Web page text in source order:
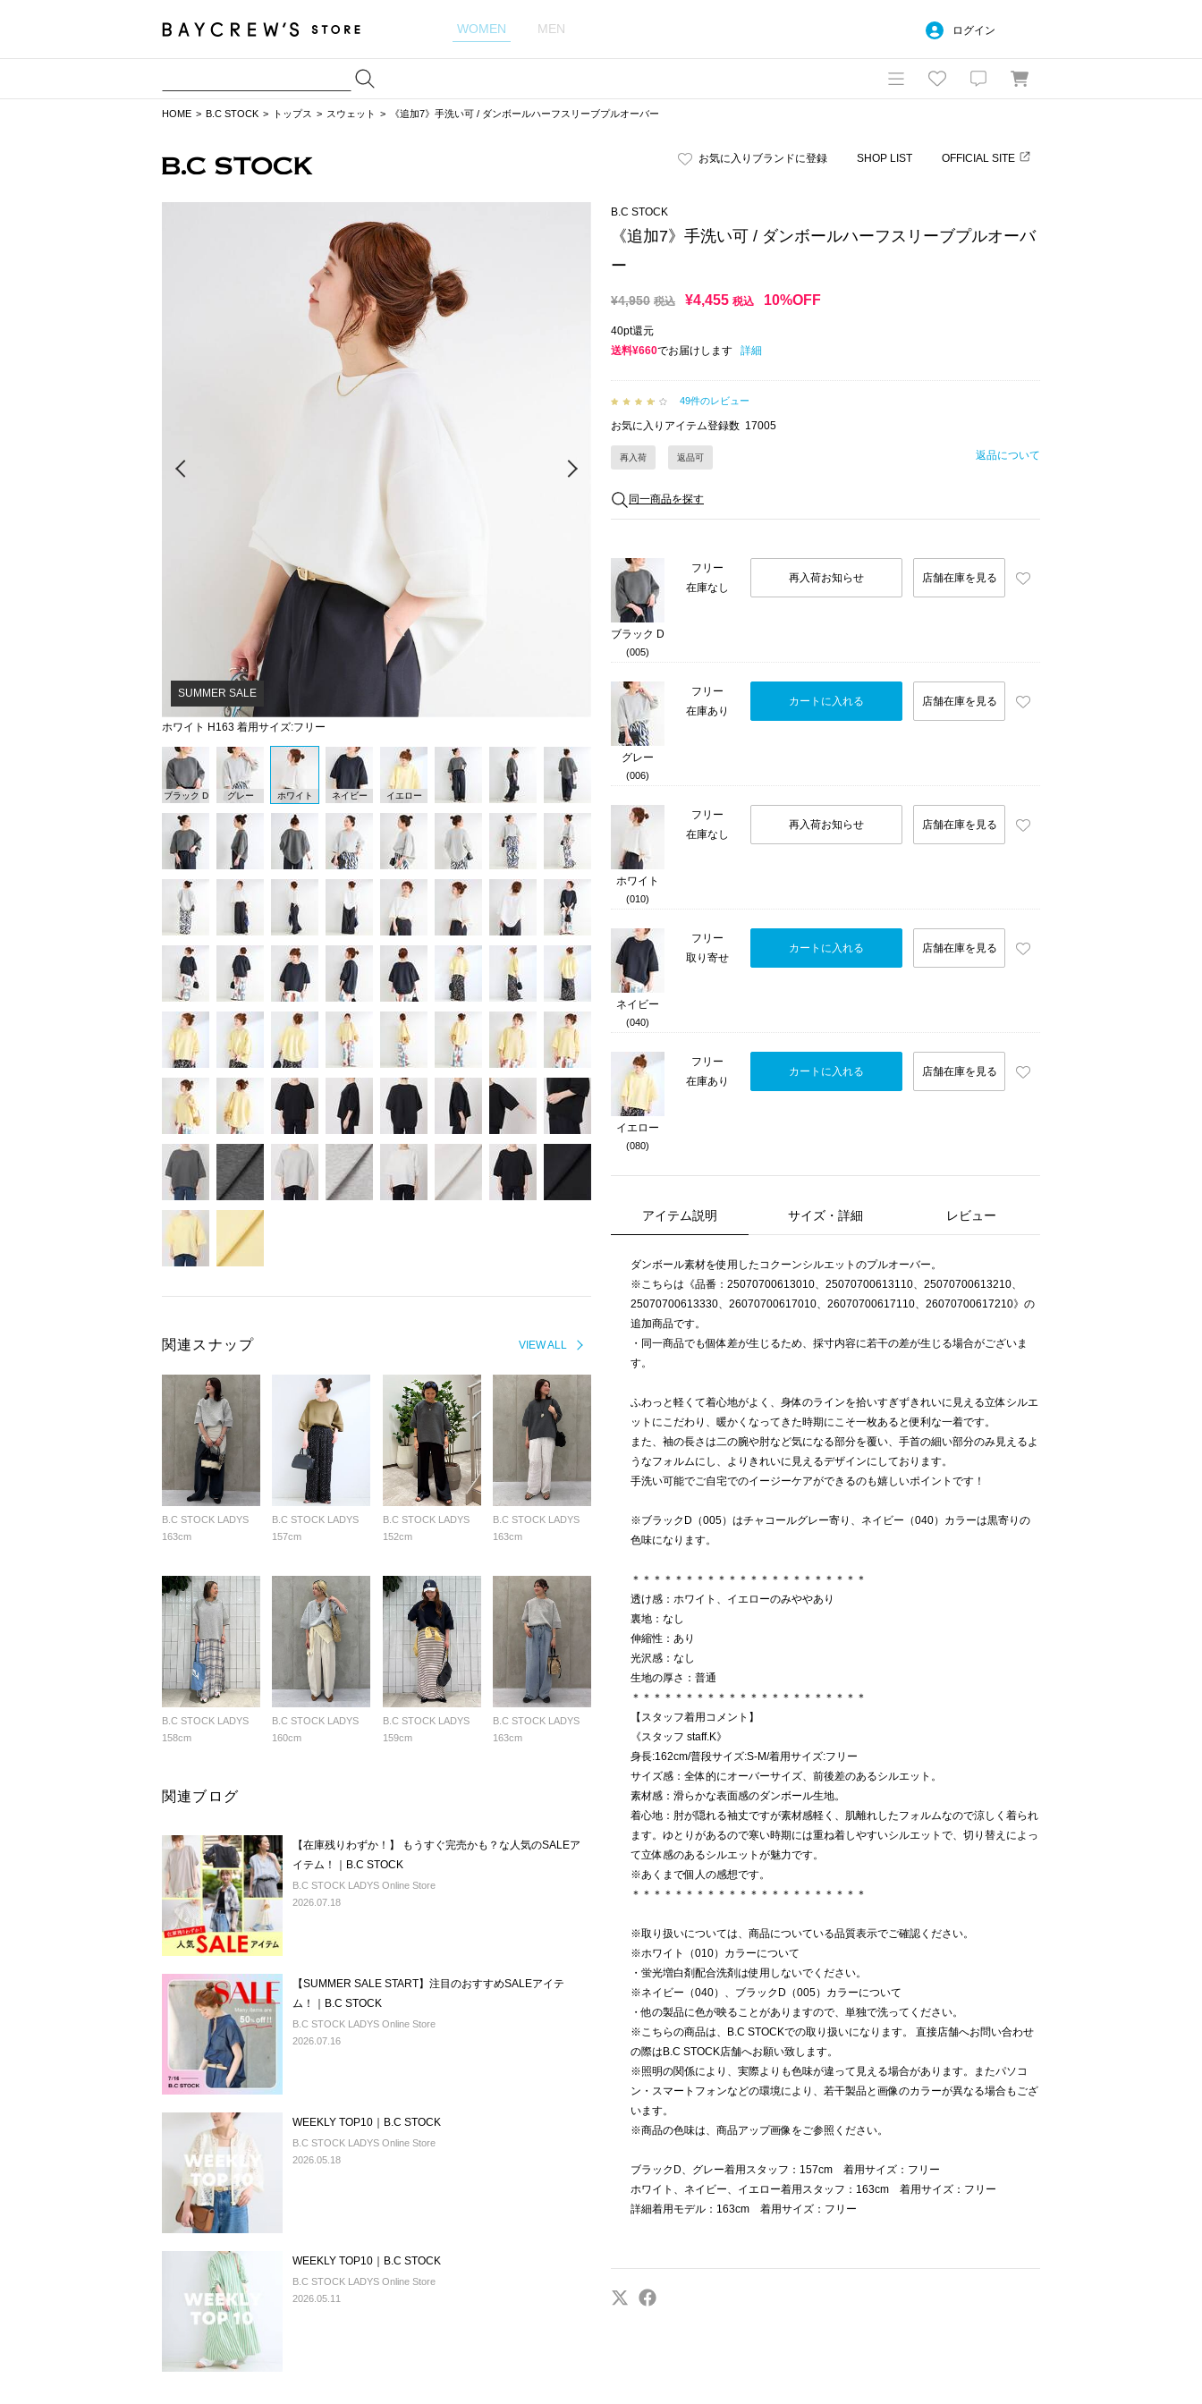
WOMEN MEN ログイン
HOME B.C STOCK トップス スウェット 《追加7》手洗い可 / ダンボールハーフスリーブプルオーバー
お気に入りブランドに登録 SHOP LIST OFFICIAL SITE
ホワイト H163 着用サイズ:フリー
SUMMER SALE
ブラック D グレー ホワイト ネイビー イエロー
VIEW ALL
関連スナップ
B.C STOCK LADYS
163cm
B.C STOCK LADYS
157cm
B.C STOCK LADYS
152cm
B.C STOCK LADYS
163cm
B.C STOCK LADYS
158cm
B.C STOCK LADYS
160cm
B.C STOCK LADYS
159cm
B.C STOCK LADYS
163cm
関連ブログ
【在庫残りわずか！】 もうすぐ完売かも？な人気のSALEア
イテム！｜B.C STOCK
B.C STOCK LADYS Online Store
2026.07.18
【SUMMER SALE START】注目のおすすめSALEアイテ
ム！｜B.C STOCK
B.C STOCK LADYS Online Store
2026.07.16
WEEKLY TOP10｜B.C STOCK
B.C STOCK LADYS Online Store
2026.05.18
WEEKLY TOP10｜B.C STOCK
B.C STOCK LADYS Online Store
2026.05.11
B.C STOCK
《追加7》手洗い可 / ダンボールハーフスリーブプルオーバ
ー
¥4,950 税込 ¥4,455 税込 10%OFF
40pt還元
送料¥660でお届けします 詳細
49件のレビュー
お気に入りアイテム登録数 17005
再入荷 返品可 返品について
同一商品を探す
ブラック D
(005)
フリー
在庫なし
再入荷お知らせ 店舗在庫を見る
グレー
(006)
フリー
在庫あり
カートに入れる 店舗在庫を見る
ホワイト
(010)
フリー
在庫なし
再入荷お知らせ 店舗在庫を見る
ネイビー
(040)
フリー
取り寄せ
カートに入れる 店舗在庫を見る
イエロー
(080)
フリー
在庫あり
カートに入れる 店舗在庫を見る
アイテム説明 サイズ・詳細 レビュー
ダンボール素材を使用したコクーンシルエットのプルオーバー。
※こちらは《品番：25070700613010、25070700613110、25070700613210、
25070700613330、26070700617010、26070700617110、26070700617210》の
追加商品です。
・同一商品でも個体差が生じるため、採寸内容に若干の差が生じる場合がございま
す。
ふわっと軽くて着心地がよく、身体のラインを拾いすぎずきれいに見える立体シルエ
ットにこだわり、暖かくなってきた時期にこそ一枚あると便利な一着です。
また、袖の長さは二の腕や肘など気になる部分を覆い、手首の細い部分のみ見えるよ
うなフォルムにし、よりきれいに見えるデザインにしております。
手洗い可能でご自宅でのイージーケアができるのも嬉しいポイントです！
※ブラックD（005）はチャコールグレー寄り、ネイビー（040）カラーは黒寄りの
色味になります。
＊＊＊＊＊＊＊＊＊＊＊＊＊＊＊＊＊＊＊＊＊＊
透け感：ホワイト、イエローのみややあり
裏地：なし
伸縮性：あり
光沢感：なし
生地の厚さ：普通
＊＊＊＊＊＊＊＊＊＊＊＊＊＊＊＊＊＊＊＊＊＊
【スタッフ着用コメント】
《スタッフ staff.K》
身長:162cm/普段サイズ:S-M/着用サイズ:フリー
サイズ感：全体的にオーバーサイズ、前後差のあるシルエット。
素材感：滑らかな表面感のダンボール生地。
着心地：肘が隠れる袖丈ですが素材感軽く、肌離れしたフォルムなので涼しく着られ
ます。ゆとりがあるので寒い時期には重ね着しやすいシルエットで、切り替えによっ
て立体感のあるシルエットが魅力です。
※あくまで個人の感想です。
＊＊＊＊＊＊＊＊＊＊＊＊＊＊＊＊＊＊＊＊＊＊
※取り扱いについては、商品についている品質表示でご確認ください。
※ホワイト（010）カラーについて
・蛍光増白剤配合洗剤は使用しないでください。
※ネイビー（040）、ブラックD（005）カラーについて
・他の製品に色が映ることがありますので、単独で洗ってください。
※こちらの商品は、B.C STOCKでの取り扱いになります。 直接店舗へお問い合わせ
の際はB.C STOCK店舗へお願い致します。
※照明の関係により、実際よりも色味が違って見える場合があります。またパソコ
ン・スマートフォンなどの環境により、若干製品と画像のカラーが異なる場合もござ
います。
※商品の色味は、商品アップ画像をご参照ください。
ブラックD、グレー着用スタッフ：157cm 着用サイズ：フリー
ホワイト、ネイビー、イエロー着用スタッフ：163cm 着用サイズ：フリー
詳細着用モデル：163cm 着用サイズ：フリー